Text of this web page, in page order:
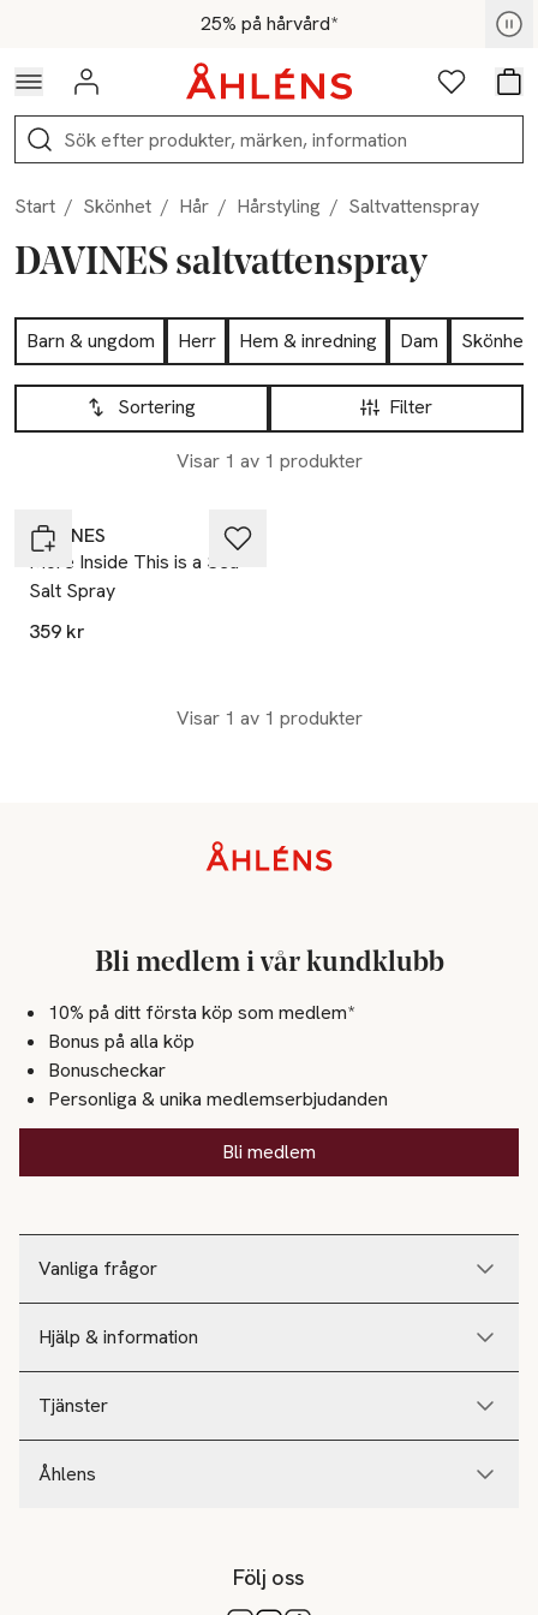
Hoppa till navigationsmenyn25% på hårvård*
För medlemmar - Shoppa nu
Logga in Favoriter
Sök
Start / Skönhet / Hår / Hårstyling / Saltvattenspray
DAVINES saltvattenspray
Hoppa till produktsidan
Barn & ungdom Herr Hem & inredning Dam
Skönhet
Hoppa till produktsidan
Filter
Sortering
Visar 1 av 1 produkter
Lista över produkter
DAVINES
More Inside This is a Sea
Salt Spray
359 kr
Visar 1 av 1 produkter
Vanliga frågor
Hjälp & information
Tjänster
Åhlens
Bli medlem i vår kundklubb
10% på ditt första köp som medlem*
Bonus på alla köp
Bonuscheckar
Personliga & unika medlemserbjudanden
Bli medlem
Följ oss